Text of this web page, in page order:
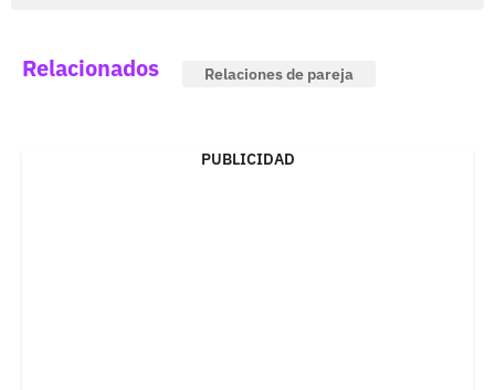
Relacionados Relaciones de pareja
PUBLICIDAD